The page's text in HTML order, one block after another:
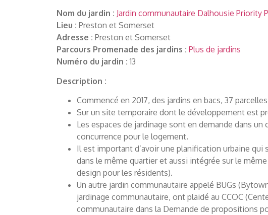
Nom du jardin : Jardin communautaire Dalhousie Priority
Lieu : Preston et Somerset
Adresse : Preston et Somerset
Parcours Promenade des jardins : Plus de jardins
Numéro du jardin : 13
Description :
Commencé en 2017, des jardins en bacs, 37 parcelles
Sur un site temporaire dont le développement est
Les espaces de jardinage sont en demande dans
concurrence pour le logement.
Il est important d’avoir une planification urbaine
dans le même quartier et aussi intégrée sur le
design pour les résidents).
Un autre jardin communautaire appelé BUGs
jardinage communautaire, ont plaidé au CCOC
communautaire dans la Demande de propositions